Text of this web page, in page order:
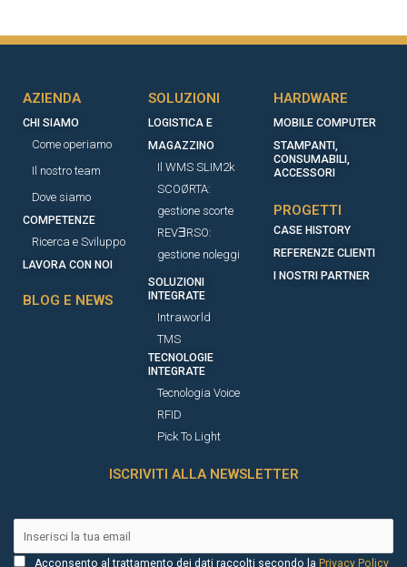
AZIENDA
CHI SIAMO
Come operiamo
Il nostro team
Dove siamo
COMPETENZE
Ricerca e Sviluppo
LAVORA CON NOI
BLOG E NEWS
SOLUZIONI
LOGISTICA E
MAGAZZINO
Il WMS SLIM2k
SCOØRTA:
gestione scorte
REVƎRSO:
gestione noleggi
SOLUZIONI
INTEGRATE
Intraworld
TMS
TECNOLOGIE
INTEGRATE
Tecnologia Voice
RFID
Pick To Light
HARDWARE
MOBILE COMPUTER
STAMPANTI,
CONSUMABILI,
ACCESSORI​
PROGETTI
CASE HISTORY
REFERENZE CLIENTI
I NOSTRI PARTNER
ISCRIVITI ALLA NEWSLETTER
Acconsento al trattamento dei dati raccolti secondo la Privacy Policy